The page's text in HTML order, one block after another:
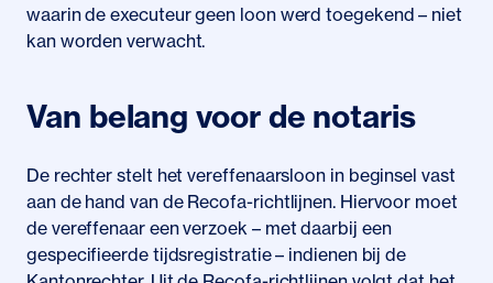
waarin de executeur geen loon werd toegekend – niet
kan worden verwacht.
Van belang voor de notaris
De rechter stelt het vereffenaarsloon in beginsel vast
aan de hand van de Recofa-richtlijnen. Hiervoor moet
de vereffenaar een verzoek – met daarbij een
gespecifieerde tijdsregistratie – indienen bij de